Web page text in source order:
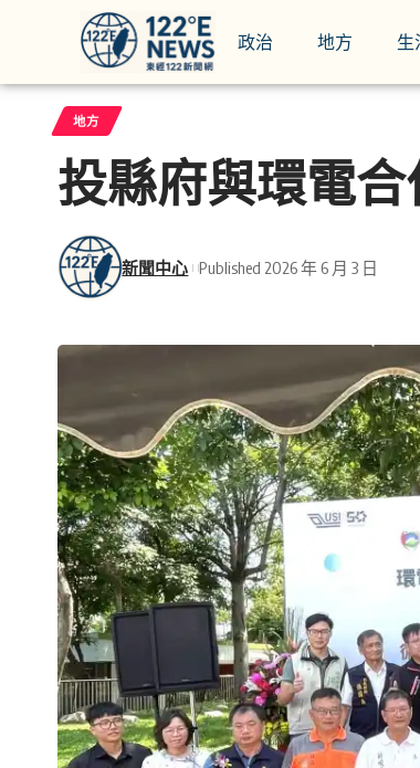
政治 地方 生
地方
投縣府與環電
新聞中心 Published 2026 年 6 月 3 日